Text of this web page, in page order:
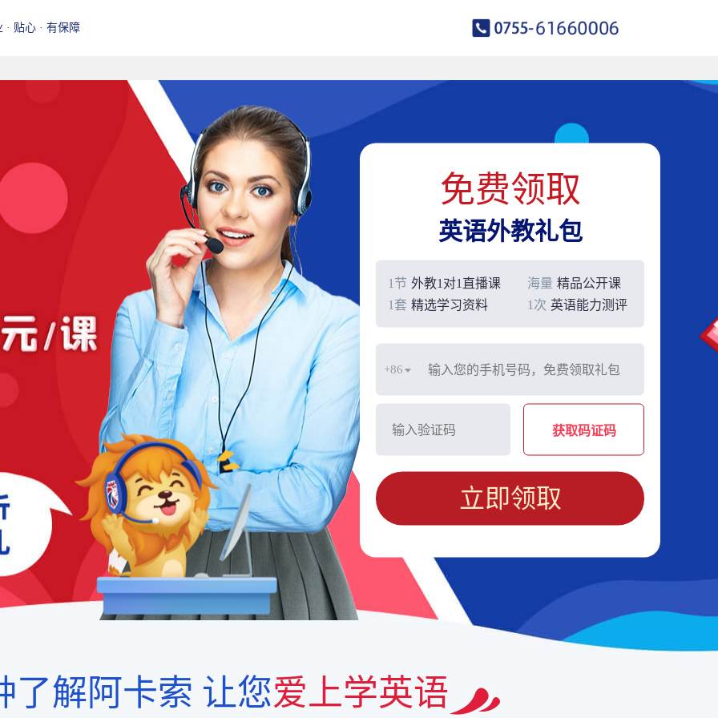
· 贴心 · 有保障
免费领取
英语外教礼包
1节 外教1对1直播课 海量 精品公开课
1套 精选学习资料 1次 英语能力测评
+86
获取码证码
立即领取
了解阿卡索 让您爱上学英语